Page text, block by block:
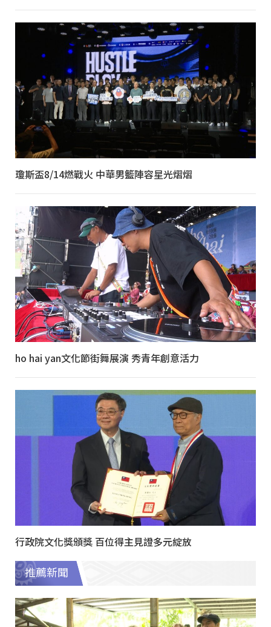
瓊斯盃8/14燃戰火 中華男籃陣容星光熠熠
ho hai yan文化節街舞展演 秀青年創意活力
行政院文化獎頒獎 百位得主見證多元綻放
推薦新聞